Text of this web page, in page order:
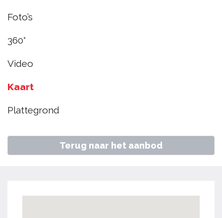
€ 310.000
Foto’s
360°
Video
Kaart
Plattegrond
Terug naar het aanbod